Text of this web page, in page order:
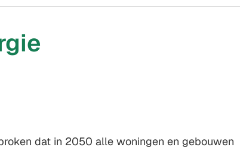
dat in 2050 alle woningen en gebouwen